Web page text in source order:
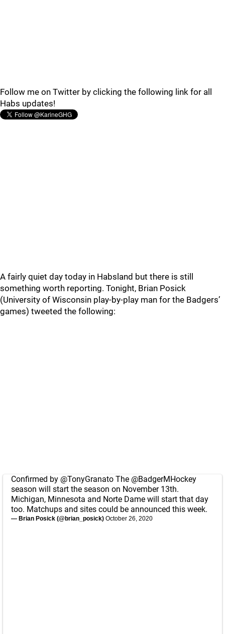
Follow me on Twitter by clicking the following link for all
Habs updates!
A fairly quiet day today in Habsland but there is still
something worth reporting. Tonight, Brian Posick
(University of Wisconsin play-by-play man for the Badgers’
games) tweeted the following:
Confirmed by @TonyGranato The @BadgerMHockey
season will start the season on November 13th.
Michigan, Minnesota and Norte Dame will start that day
too. Matchups and sites could be announced this week.
— Brian Posick (@brian_posick) October 26, 2020